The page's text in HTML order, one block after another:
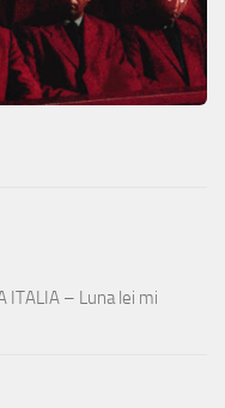
ITALIA – Luna lei mi